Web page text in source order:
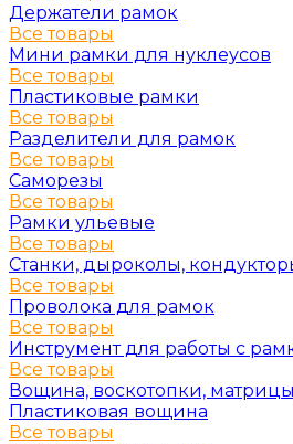
Держатели рамок
Все товары
Мини рамки для нуклеусов
Все товары
Пластиковые рамки
Все товары
Разделители для рамок
Все товары
Саморезы
Все товары
Рамки ульевые
Все товары
Станки, дыроколы,
Все товары
Проволока для рамок
Все товары
Инструмент для работы с
Все товары
Вощина, воскотопки,
Пластиковая вощина
Все товары